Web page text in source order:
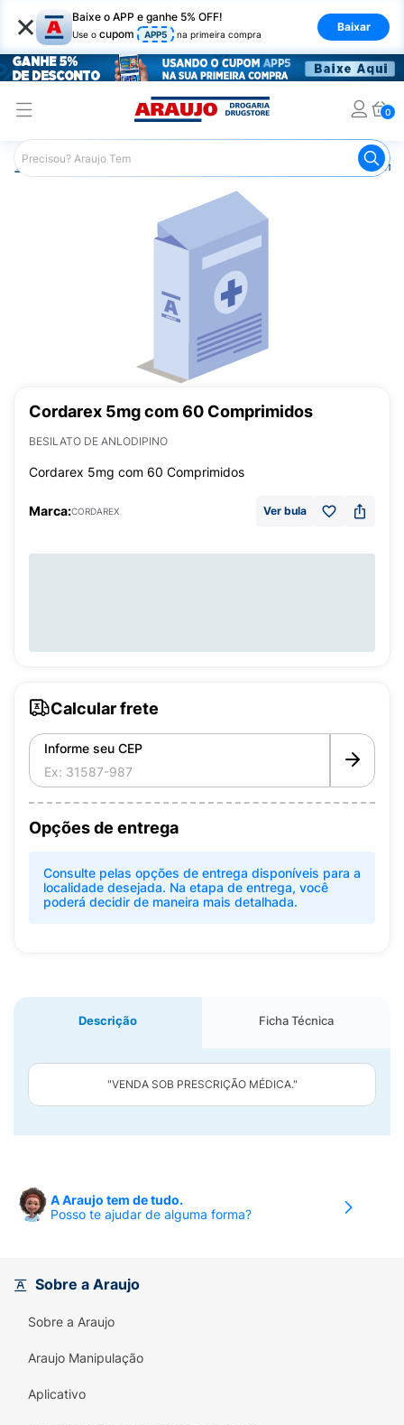
× Baixe o APP e ganhe 5% OFF!
Use o cupom APP5 na primeira compra
Baixar
0
Araujo Medicamentos
Cordarex 5mg com 60 Comprimidos
BESILATO DE ANLODIPINO
Cordarex 5mg com 60 Comprimidos
Marca:CORDAREX Ver bula
Calcular frete
Informe seu CEP
Opções de entrega
Consulte pelas opções de entrega disponíveis para a
localidade desejada. Na etapa de entrega, você
poderá decidir de maneira mais detalhada.
Descrição Ficha Técnica
"VENDA SOB PRESCRIÇÃO MÉDICA."
A Araujo tem de tudo.
Posso te ajudar de alguma forma?
Sobre a Araujo
Sobre a Araujo
Araujo Manipulação
Aplicativo